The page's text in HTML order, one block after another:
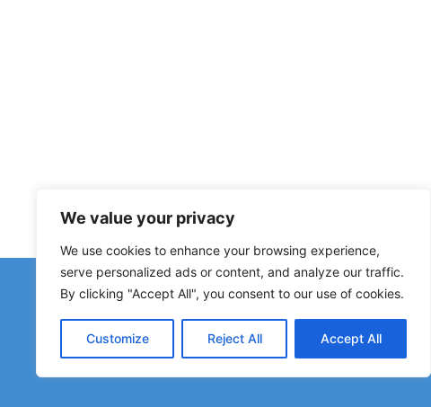
We value your privacy
We use cookies to enhance your browsing experience,
serve personalized ads or content, and analyze our traffic.
By clicking "Accept All", you consent to our use of cookies.
Customize Reject All Accept All
폐쇄된 숙소, 침수 구간, 우회로